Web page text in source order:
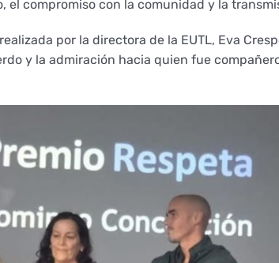
el compromiso con la comunidad y la
por la directora de la EUTL, Eva
y la admiración hacia quien fue